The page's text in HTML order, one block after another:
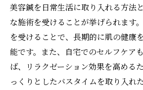
美容鍼を日常生活に取り入れる方法
な施術を受けることが挙げられます
を受けることで、長期的に肌の健康
能です。また、自宅でのセルフケア
ば、リラクゼーション効果を高める
っくりとしたバスタイムを取り入れ